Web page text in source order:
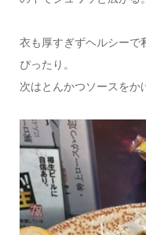
衣も厚すぎずヘルシーで
ぴったり。
次はとんかつソースをか